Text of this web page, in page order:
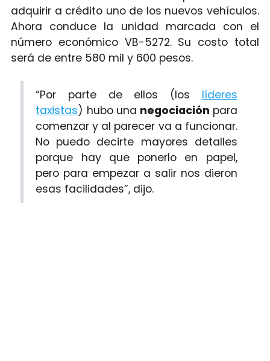
adquirir a crédito uno de los nuevos vehículos.
Ahora conduce la unidad marcada con el
número económico VB-5272. Su costo total
será de entre 580 mil y 600 pesos.
“Por parte de ellos (los líderes
taxistas) hubo una negociación para
comenzar y al parecer va a funcionar.
No puedo decirte mayores detalles
porque hay que ponerlo en papel,
pero para empezar a salir nos dieron
esas facilidades”, dijo.